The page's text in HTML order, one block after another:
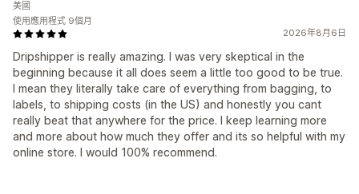
2026年8月6日
Dripshipper is really amazing. I was very skeptical in the
beginning because it all does seem a little too good to be true.
I mean they literally take care of everything from bagging, to
labels, to shipping costs (in the US) and honestly you cant
really beat that anywhere for the price. I keep learning more
and more about how much they offer and its so helpful with my
online store. I would 100% recommend.
美國
使用應用程式 9個月